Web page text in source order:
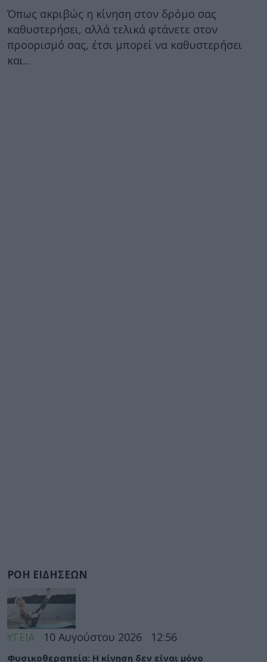
Όπως ακριβώς η κίνηση στον δρόμο σας
καθυστερήσει, αλλά τελικά φτάνετε στον
προορισμό σας, έτσι μπορεί να καθυστερήσει
και...
ΡΟΗ ΕΙΔΗΣΕΩΝ
ΥΓΕΙΑ 10 Αυγούστου 2026 12:56
Φυσικοθεραπεία: Η κίνηση δεν είναι μόνο